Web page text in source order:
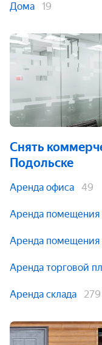
Дома 19
Снять
Подольске
Аренда офиса 49
Аренда помещения
Аренда помещения
Аренда торговой
Аренда склада 279